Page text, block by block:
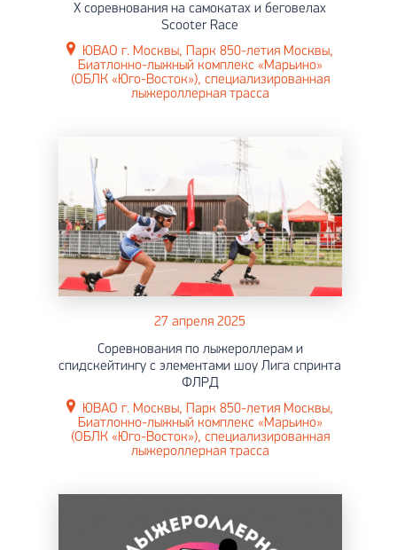
X соревнования на самокатах и беговелах
Scooter Race
ЮВАО г. Москвы, Парк 850-летия Москвы,
Биатлонно-лыжный комплекс «Марьино»
(ОБЛК «Юго-Восток»), специализированная
лыжероллерная трасса
27 апреля 2025
Соревнования по лыжероллерам и
спидскейтингу с элементами шоу Лига спринта
ФЛРД
ЮВАО г. Москвы, Парк 850-летия Москвы,
Биатлонно-лыжный комплекс «Марьино»
(ОБЛК «Юго-Восток»), специализированная
лыжероллерная трасса